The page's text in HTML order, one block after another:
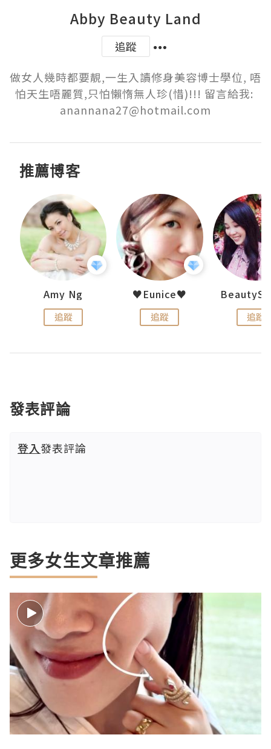
Abby Beauty Land
追蹤
做女人幾時都要靚,一生入讀修身美容博士學位, 唔
怕天生唔麗質,只怕懶惰無人珍(惜)!!! 留言給我:
anannana27@hotmail.com
推薦博客
Amy Ng
追蹤
♥Eunice♥
追蹤 追蹤
發表評論
登入發表評論
更多女生文章推薦